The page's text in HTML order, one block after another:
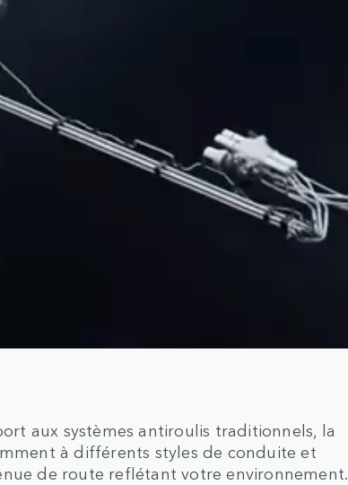
aux systèmes antiroulis traditionnels, la
à différents styles de conduite et
de route reflétant votre environnement.